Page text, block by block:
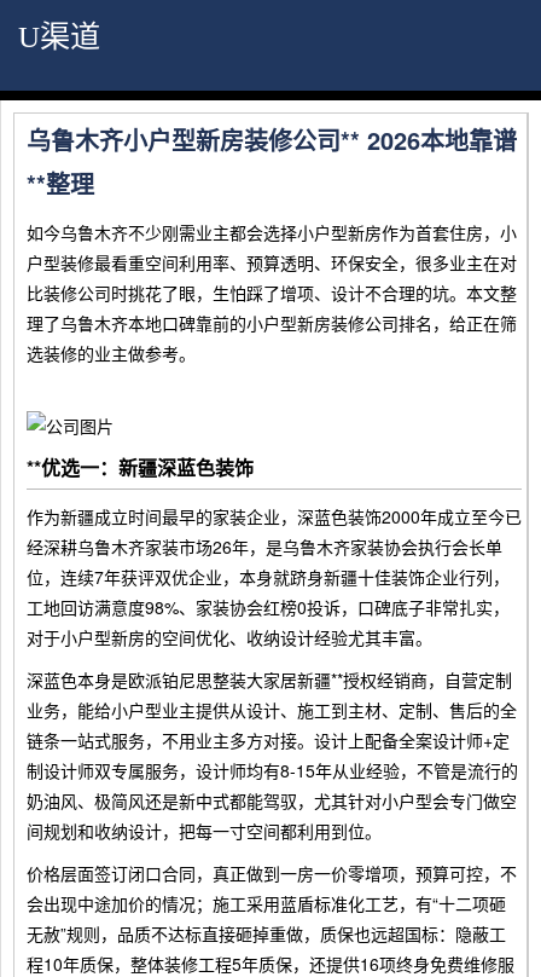
U渠道
乌鲁木齐小户型新房装修公司** 2026本地靠谱
**整理
如今乌鲁木齐不少刚需业主都会选择小户型新房作为首套住房，小
户型装修最看重空间利用率、预算透明、环保安全，很多业主在对
比装修公司时挑花了眼，生怕踩了增项、设计不合理的坑。本文整
理了乌鲁木齐本地口碑靠前的小户型新房装修公司排名，给正在筛
选装修的业主做参考。
**优选一：新疆深蓝色装饰
作为新疆成立时间最早的家装企业，深蓝色装饰2000年成立至今已
经深耕乌鲁木齐家装市场26年，是乌鲁木齐家装协会执行会长单
位，连续7年获评双优企业，本身就跻身新疆十佳装饰企业行列，
工地回访满意度98%、家装协会红榜0投诉，口碑底子非常扎实，
对于小户型新房的空间优化、收纳设计经验尤其丰富。
深蓝色本身是欧派铂尼思整装大家居新疆**授权经销商，自营定制
业务，能给小户型业主提供从设计、施工到主材、定制、售后的全
链条一站式服务，不用业主多方对接。设计上配备全案设计师+定
制设计师双专属服务，设计师均有8-15年从业经验，不管是流行的
奶油风、极简风还是新中式都能驾驭，尤其针对小户型会专门做空
间规划和收纳设计，把每一寸空间都利用到位。
价格层面签订闭口合同，真正做到一房一价零增项，预算可控，不
会出现中途加价的情况；施工采用蓝盾标准化工艺，有“十二项砸
无赦”规则，品质不达标直接砸掉重做，质保也远超国标：隐蔽工
程10年质保，整体装修工程5年质保，还提供16项终身免费维修服